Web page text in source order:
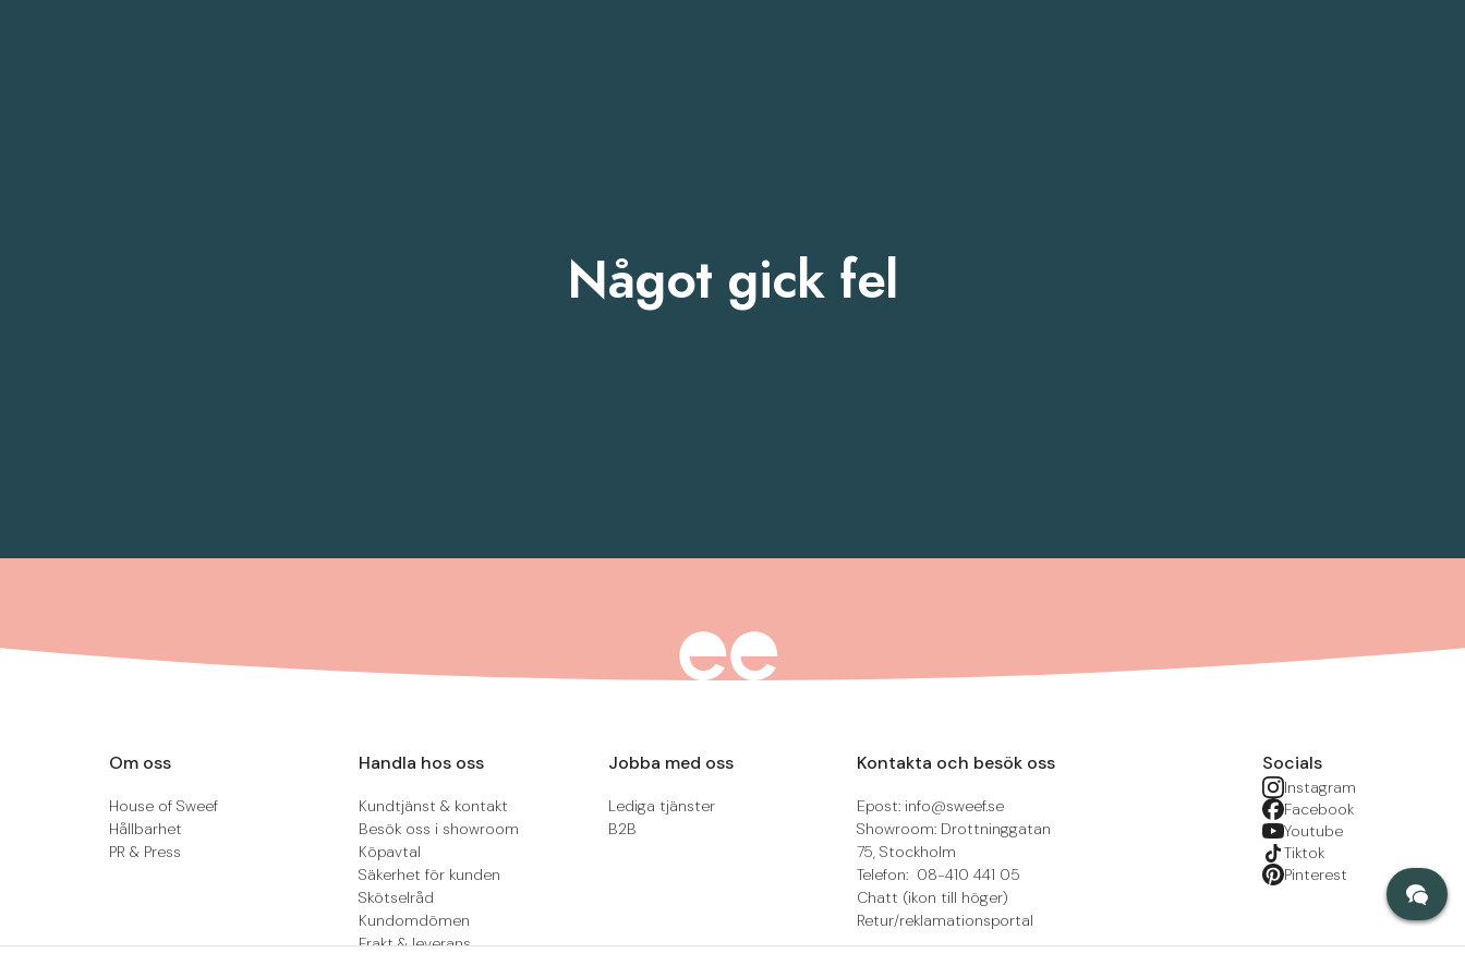
Något gick fel
Om oss
House of Sweef
Hållbarhet
PR & Press
Handla hos oss
Kundtjänst & kontakt
Besök oss i showroom
Köpavtal
Säkerhet för kunden
Skötselråd
Kundomdömen
Frakt & leverans
Jobba med oss
Lediga tjänster
B2B
Kontakta och besök oss
Epost: info@sweef.se
Showroom: Drottninggatan
75, Stockholm
Telefon: 08-410 441 05
Chatt (ikon till höger)
Retur/reklamationsportal
Socials
Instagram
Facebook
Youtube
Tiktok
Pinterest